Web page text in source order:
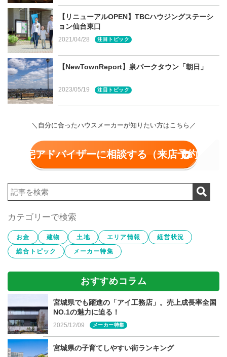
NOISE LESS（ノイズレス）「室内感覚でテラスを
楽しみたい」
BORDER LESS（ボーダーレス）「外を身近に楽し
みたい」
コンセプトハウスお披露目会開催中！泉区朝日で2棟公
開
ご相談は気さくなスタッフへお気軽に！
宮城県・仙台市での家づくりに関する相談は建てる窓
「USUKO」のコンセプトハウスと
は？
部屋数で選ぶ規格住宅や、理想を形にする注文住宅とは違
う「新たな暮らし方の提案」が「USUKO」がお届けする
コンセプトハウスです。それぞれのコンセプトには暮らし
やシーンが埋め込まれており、プロの手によって設計さ
れ、計算されたデザインが生まれていきます。
コストを抑えても「高性能住宅」
新生「USUKO」も、デザインはもちろん、性能面も魅力
【リニューアルOPEN】TBCハウジングステーシ
ョン仙台東口
2021/04/28 注目トピック
【NewTownReport】泉パークタウン「朝日」
2023/05/19 注目トピック
＼自分に合ったハウスメーカーが知りたい方はこちら／
住宅アドバイザーに相談する（来店予約）
カテゴリーで検索
お金 建物 土地 エリア情報
経営状況
総合トピック
メーカー特集
おすすめコラム
宮城県でも躍進の「アイ工務店」。売上成長率全国
NO.1の魅力に迫る！
2025/12/09 メーカー特集
宮城県の子育てしやすい街ランキング